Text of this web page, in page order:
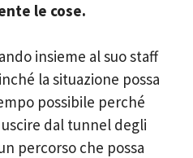
le cose.
insieme al suo staff
la situazione possa
possibile perché
dal tunnel degli
percorso che possa